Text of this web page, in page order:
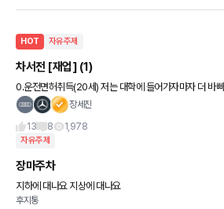
HOT 자유주제
차서전 [재업] (1)
0.운전면허취득(20세) 저는 대학에 들어가자마자 더 바
운전 면허를 따놓자고 생각해서 입학도 하기 전에 면허시
장세진
13
8 1,978
자유주제
장마주차
지하에 대나요 지상에 대나요
후지통